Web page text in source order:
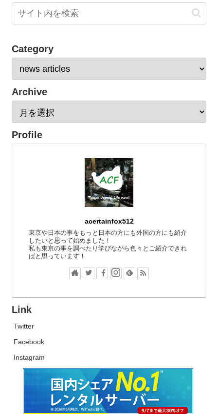
Category
Archive
Profile
acertainfox512
東京や日本の事をもっと日本の方にも外国の方にも紹介
したいと思って始めました！
私も東京の事を調べたり学びながら色々とご紹介できれ
ばと思っています！
Link
Twitter
Facebook
Instagram